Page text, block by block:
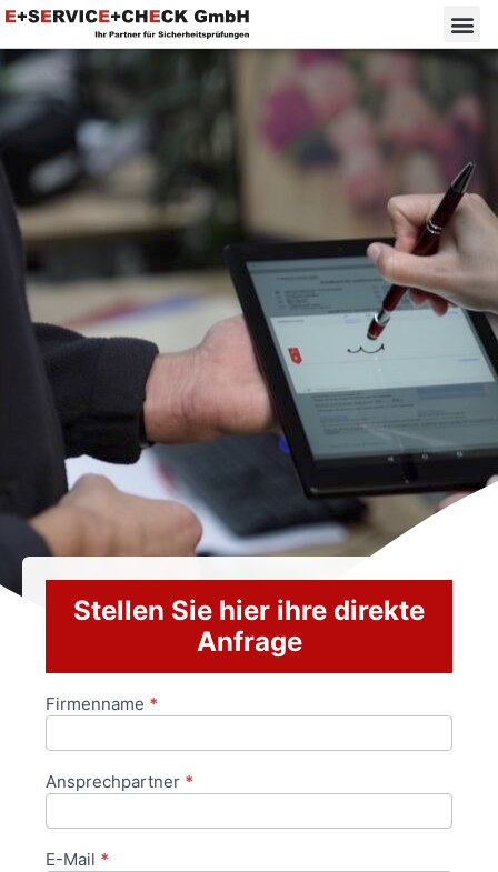
Stellen Sie hier ihre direkte
Anfrage
Anfrageformular
Firmenname *
Ansprechpartner *
E-Mail *